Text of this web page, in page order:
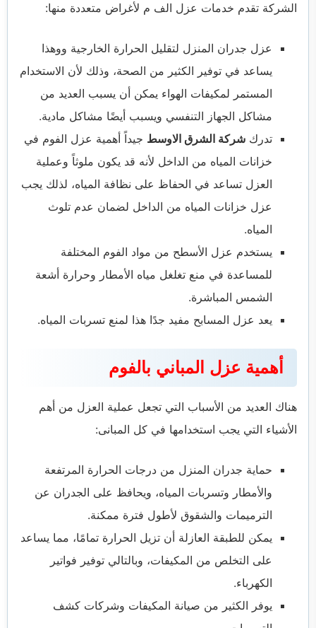
الشركة تقدم خدمات عزل الف م لأغراض متعددة منها:
عزل جدران المنزل لتقليل الحرارة الخارجية ووهذا
يساعد في توفير الكثير من الصحة، وذلك لأن الاستخدام
المستمر لمكيفات الهواء يمكن أن يسبب العديد من
مشاكل الجهاز التنفسي ويسبب أيضًا مشاكل مادية.
تدرك شركة الشرق الاوسط جيداً أهمية عزل الفوم في
خزانات المياه من الداخل لأنه قد يكون ملوثاً وعملية
العزل تساعد في الحفاظ على نظافة المياه، لذلك يجب
عزل خزانات المياه من الداخل لضمان عدم تلوث
المياه.
يستخدم عزل الأسطح من مواد الفوم المختلفة
للمساعدة في منع تغلغل مياه الأمطار وحرارة أشعة
الشمس المباشرة.
يعد عزل المسابح مفيد جدًا هذا لمنع تسربات المياه.
أهمية عزل المباني بالفوم
هناك العديد من الأسباب التي تجعل عملية العزل من أهم
الأشياء التي يجب استخدامها في كل المبانى:
حماية جدران المنزل من درجات الحرارة المرتفعة
والأمطار وتسربات المياه، ويحافظ على الجدران عن
الترميمات والشقوق لأطول فترة ممكنة.
يمكن للطبقة العازلة أن تزيل الحرارة تمامًا، مما يساعد
على التخلص من المكيفات، وبالتالي توفير فواتير
الكهرباء.
يوفر الكثير من صيانة المكيفات وشركات كشف